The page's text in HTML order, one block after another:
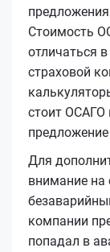
Стоимость
отличаться
страховой
стоит ОСАГО
Для
внимание на
компании
попадал в